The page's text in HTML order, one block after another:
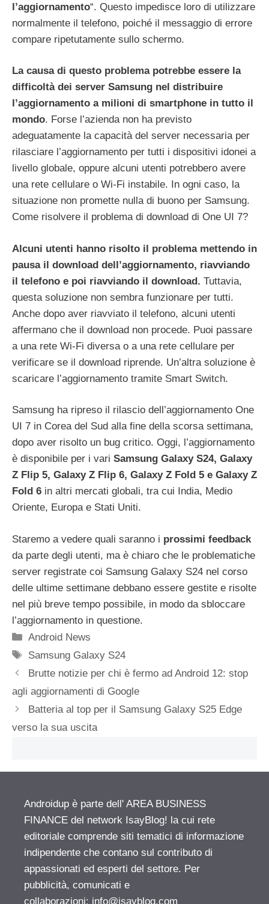
l’aggiornamento“. Questo impedisce loro di utilizzare
normalmente il telefono, poiché il messaggio di errore
compare ripetutamente sullo schermo.
La causa di questo problema potrebbe essere la
difficoltà dei server Samsung nel distribuire
l’aggiornamento a milioni di smartphone in tutto il
mondo. Forse l’azienda non ha previsto
adeguatamente la capacità del server necessaria per
rilasciare l’aggiornamento per tutti i dispositivi idonei a
livello globale, oppure alcuni utenti potrebbero avere
una rete cellulare o Wi-Fi instabile. In ogni caso, la
situazione non promette nulla di buono per Samsung.
Come risolvere il problema di download di One UI 7?
Alcuni utenti hanno risolto il problema mettendo in
pausa il download dell’aggiornamento, riavviando
il telefono e poi riavviando il download. Tuttavia,
questa soluzione non sembra funzionare per tutti.
Anche dopo aver riavviato il telefono, alcuni utenti
affermano che il download non procede. Puoi passare
a una rete Wi-Fi diversa o a una rete cellulare per
verificare se il download riprende. Un’altra soluzione è
scaricare l’aggiornamento tramite Smart Switch.
Samsung ha ripreso il rilascio dell’aggiornamento One
UI 7 in Corea del Sud alla fine della scorsa settimana,
dopo aver risolto un bug critico. Oggi, l’aggiornamento
è disponibile per i vari Samsung Galaxy S24, Galaxy
Z Flip 5, Galaxy Z Flip 6, Galaxy Z Fold 5 e Galaxy Z
Fold 6 in altri mercati globali, tra cui India, Medio
Oriente, Europa e Stati Uniti.
Staremo a vedere quali saranno i prossimi feedback
da parte degli utenti, ma è chiaro che le problematiche
server registrate coi Samsung Galaxy S24 nel corso
delle ultime settimane debbano essere gestite e risolte
nel più breve tempo possibile, in modo da sbloccare
l’aggiornamento in questione.
Categorie
Android News
Tag
Samsung Galaxy S24
Brutte notizie per chi è fermo ad Android 12: stop
agli aggiornamenti di Google
Batteria al top per il Samsung Galaxy S25 Edge
verso la sua uscita
Androidup è parte dell' AREA BUSINESS
FINANCE del network IsayBlog! la cui rete
editoriale comprende siti tematici di informazione
indipendente che contano sul contributo di
appassionati ed esperti del settore. Per
pubblicità, comunicati e
collaborazioni: info@isayblog.com